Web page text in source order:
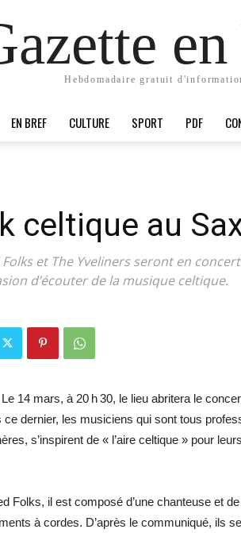
Hebdomadaire gratuit
EN BREF CULTURE SPORT PDF
celtique au
et The Yveliners seront en
d’écouter de la musique celtique.
14 mars, à 20 h 30, le lieu abritera le
dernier, les musiciens qui sont tous
s’inspirent de « l’aire celtique » pour leurs
Folks, il est composé d’une chanteuse et
à cordes. D’après le communiqué, ils